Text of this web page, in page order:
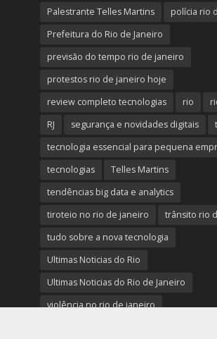
Palestrante Telles Martins
polícia rio
Prefeitura do Rio de Janeiro
previsão do tempo rio de janeiro
protestos rio de janeiro hoje
review completo tecnologias
rio
RJ
segurança e novidades digitais
tecnologia essencial para pequena
tecnologias
Telles Martins
tendências big data e analytics
tiroteio no rio de janeiro
trânsito rio
tudo sobre a nova tecnologia
Ultimas Noticias do Rio
Ultimas Noticias do Rio de Janeiro
violência no rio de janeiro